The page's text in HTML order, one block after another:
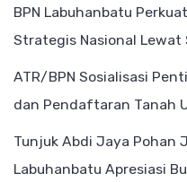
BPN Labuhanbatu
Strategis Nasional Lewat
ATR/BPN Sosialisasi
dan Pendaftaran Tanah
Tunjuk Abdi Jaya Pohan
Labuhanbatu Apresiasi